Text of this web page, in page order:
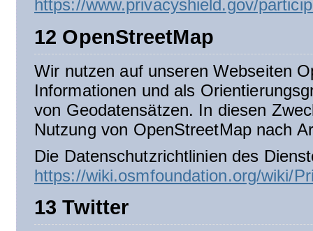
https://www.privacyshield.gov/
12 OpenStreetMap
Wir nutzen auf unseren Webseiten
Informationen und als
von Geodatensätzen. In diesen
Nutzung von OpenStreetMap nach
Die Datenschutzrichtlinien des
https://wiki.osmfoundation.org/wiki/
13 Twitter